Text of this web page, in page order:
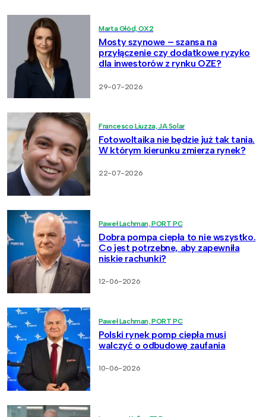
Marta Głód, OX2
Mosty szynowe – szansa na
przyłączenie czy dodatkowe ryzyko
dla inwestorów z rynku OZE?
29-07-2026
Francesco Liuzza, JA Solar
Fotowoltaika nie będzie już tak tania.
W którym kierunku zmierza rynek?
22-07-2026
Paweł Lachman, PORT PC
Dobra pompa ciepła to nie wszystko.
Co jest potrzebne, aby zapewniła
niskie rachunki?
12-06-2026
Paweł Lachman, PORT PC
Polski rynek pomp ciepła musi
walczyć o odbudowę zaufania
10-06-2026